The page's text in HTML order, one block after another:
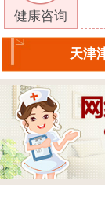
健康咨询
天津